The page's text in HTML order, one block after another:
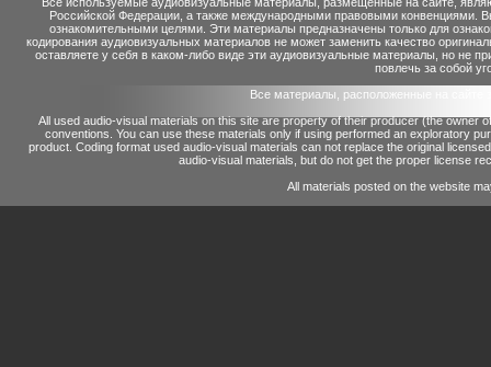
Российской Федерации, а также международными правовыми конвенциями.
ознакомительными целями. Эти материалы предназначены только для
кодирования аудиовизуальных материалов не может заменить качество
оставляете у себя в каком-либо виде эти аудиовизуальные материалы, но не
повлечь за собой
Все материалы, расположенные на сайте
All used audio-visual materials on this site are property of their producer (the owner
conventions. You can use these materials only if using performed an exploratory
product. Coding format used audio-visual materials can not replace the original
audio-visual materials, but do not get the proper license
All materials posted on the website